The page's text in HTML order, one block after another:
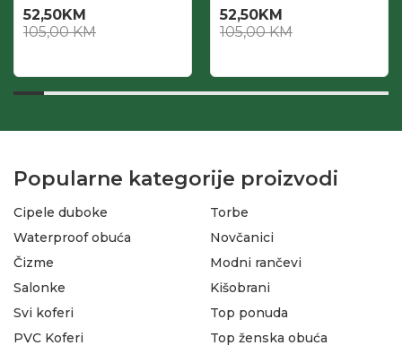
52,50KM
105,00KM
52,50KM
105,00KM
Popularne kategorije proizvodi
Cipele duboke
Waterproof obuća
Čizme
Salonke
Torbe
Novčanici
Modni rančevi
Kišobrani
Svi koferi
PVC Koferi
Top ponuda
Top ženska obuća